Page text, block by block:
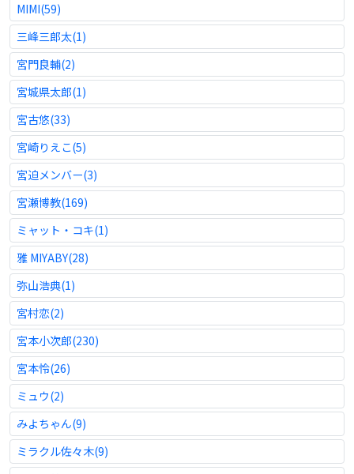
MIMI(59)
三峰三郎太(1)
宮門良輔(2)
宮城県太郎(1)
宮古悠(33)
宮崎りえこ(5)
宮迫メンバー(3)
宮瀬博教(169)
ミャット・コキ(1)
雅 MIYABY(28)
弥山浩典(1)
宮村恋(2)
宮本小次郎(230)
宮本怜(26)
ミュウ(2)
みよちゃん(9)
ミラクル佐々木(9)